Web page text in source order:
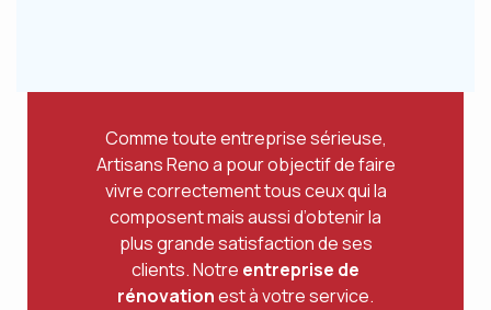
Comme toute entreprise sérieuse,
Artisans Reno a pour objectif de faire
vivre correctement tous ceux qui la
composent mais aussi d’obtenir la
plus grande satisfaction de ses
clients. Notre entreprise de
rénovationest à votre service.